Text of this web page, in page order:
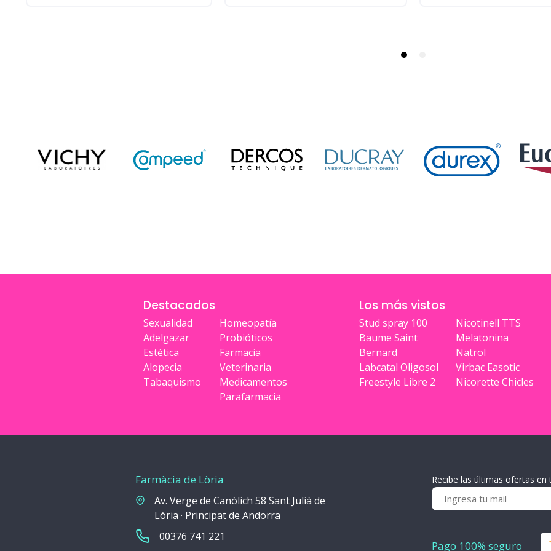
Destacados
Sexualidad
Adelgazar
Estética
Alopecia
Tabaquismo
Homeopatía
Probióticos
Farmacia
Veterinaria
Medicamentos
Parafarmacia
Los más vistos
Stud spray 100
Baume Saint
Bernard
Labcatal Oligosol
Freestyle Libre 2
Nicotinell TTS
Melatonina
Natrol
Virbac Easotic
Nicorette Chicles
Farmàcia de Lòria
Av. Verge de Canòlich 58 Sant Julià de
Lòria · Principat de Andorra
00376 741 221
Recibe las últimas ofertas en
Pago 100% seguro